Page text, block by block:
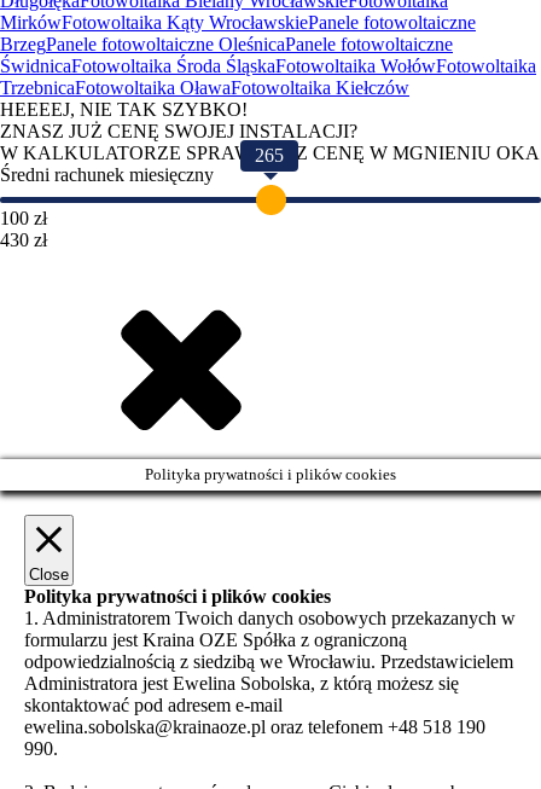
MirkówFotowoltaika Kąty WrocławskiePanele fotowoltaiczne
BrzegPanele fotowoltaiczne OleśnicaPanele fotowoltaiczne
ŚwidnicaFotowoltaika Środa ŚląskaFotowoltaika WołówFotowoltaika
TrzebnicaFotowoltaika OławaFotowoltaika Kiełczów
HEEEEJ, NIE TAK SZYBKO!
ZNASZ JUŻ CENĘ SWOJEJ INSTALACJI?
W KALKULATORZE SPRAWDZISZ CENĘ W MGNIENIU OKA
Średni rachunek miesięczny
265
100 zł
430 zł
Polityka prywatności i plików cookies
Close
Polityka prywatności i plików cookies
1. Administratorem Twoich danych osobowych przekazanych w
formularzu jest Kraina OZE Spółka z ograniczoną
odpowiedzialnością z siedzibą we Wrocławiu. Przedstawicielem
Administratora jest Ewelina Sobolska, z którą możesz się
skontaktować pod adresem e-mail
ewelina.sobolska@krainaoze.pl oraz telefonem +48 518 190
990.